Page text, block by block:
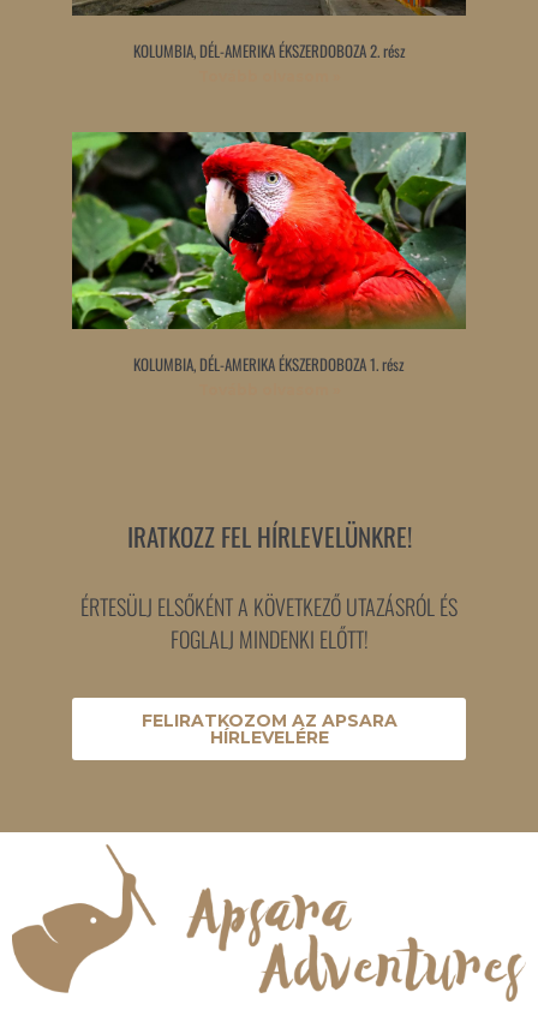
KOLUMBIA, DÉL-AMERIKA ÉKSZERDOBOZA 2. rész
KOLUMBIA, DÉL-AMERIKA ÉKSZERDOBOZA 1. rész
IRATKOZZ FEL HÍRLEVELÜNKRE!
ÉRTESÜLJ ELSŐKÉNT A KÖVETKEZŐ UTAZÁSRÓL ÉS
FOGLALJ MINDENKI ELŐTT!
FELIRATKOZOM AZ APSARA
HÍRLEVELÉRE